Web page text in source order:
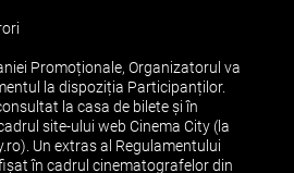
Promoționale, Organizatorul va
la dispoziția Participanților.
la casa de bilete și în
site-ului web Cinema City (la
Un extras al Regulamentului
în cadrul cinematografelor din